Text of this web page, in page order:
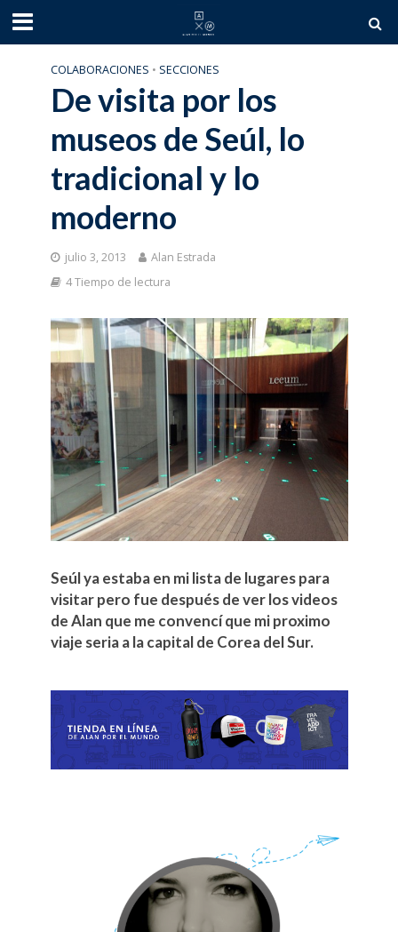
COLABORACIONES • SECCIONES
De visita por los
museos de Seúl, lo
tradicional y lo
moderno
julio 3, 2013
Alan Estrada
4 Tiempo de lectura
Seúl ya estaba en mi lista de lugares para
visitar pero fue después de ver los videos
de Alan que me convencí que mi proximo
viaje seria a la capital de Corea del Sur.